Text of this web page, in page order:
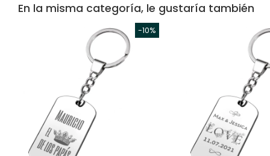
En la misma categoría, le gustaría también